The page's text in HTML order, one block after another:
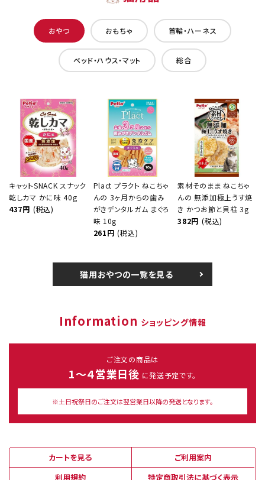
おやつ おもちゃ 首輪・ハーネス
ベッド・ハウス・マット 総合
キャットSNACK スナック
乾しカマ かに味 40g
437円 (税込)
Plact プラクト ねこちゃ
んの 3ヶ月からの歯み
がきデンタルガム まぐろ
味 10g
261円 (税込)
素材そのまま ねこちゃ
んの 無添加極上うす焼
き かつお節と貝柱 3g
382円 (税込)
猫用おやつの一覧を見る
Information ショッピング情報
ご注文の商品は
1～４営業日後 に発送予定です。
※土日祝祭日のご注文は翌営業日以降の発送となります。
カートを見る
ご利用案内
利用規約
特定商取引法に基づく表示